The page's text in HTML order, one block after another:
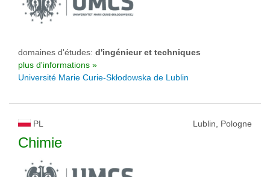
domaines d'études: d'ingénieur et techniques
plus d'informations »
Université Marie Curie-Skłodowska de Lublin
PL Lublin, Pologne
Chimie